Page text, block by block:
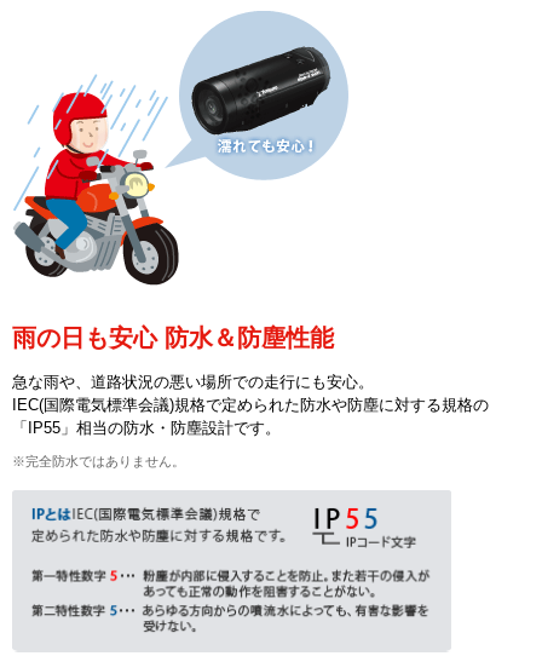
雨の日も安心 防水＆防塵性能
急な雨や、道路状況の悪い場所での走行にも安心。
IEC(国際電気標準会議)規格で定められた防水や防塵に対する規格の
「IP55」相当の防水・防塵設計です。
※完全防水ではありません。